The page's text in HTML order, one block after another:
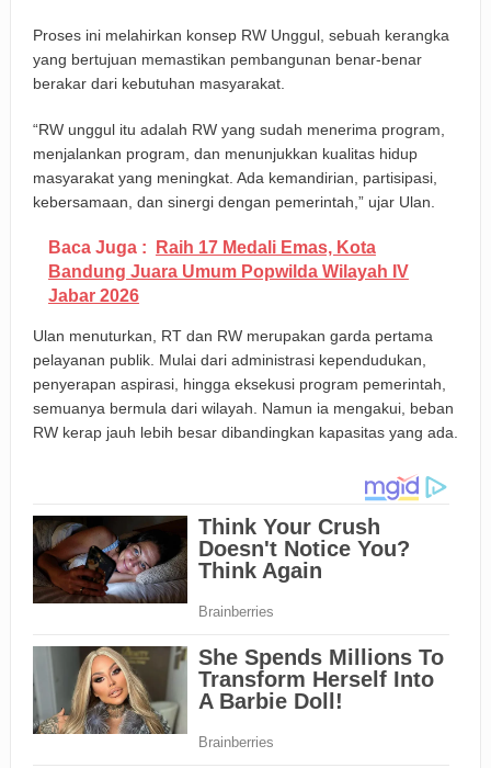
Proses ini melahirkan konsep RW Unggul, sebuah kerangka
yang bertujuan memastikan pembangunan benar-benar
berakar dari kebutuhan masyarakat.
“RW unggul itu adalah RW yang sudah menerima program,
menjalankan program, dan menunjukkan kualitas hidup
masyarakat yang meningkat. Ada kemandirian, partisipasi,
kebersamaan, dan sinergi dengan pemerintah,” ujar Ulan.
Baca Juga :
Raih 17 Medali Emas, Kota
Bandung Juara Umum Popwilda Wilayah IV
Jabar 2026
Ulan menuturkan, RT dan RW merupakan garda pertama
pelayanan publik. Mulai dari administrasi kependudukan,
penyerapan aspirasi, hingga eksekusi program pemerintah,
semuanya bermula dari wilayah. Namun ia mengakui, beban
RW kerap jauh lebih besar dibandingkan kapasitas yang ada.